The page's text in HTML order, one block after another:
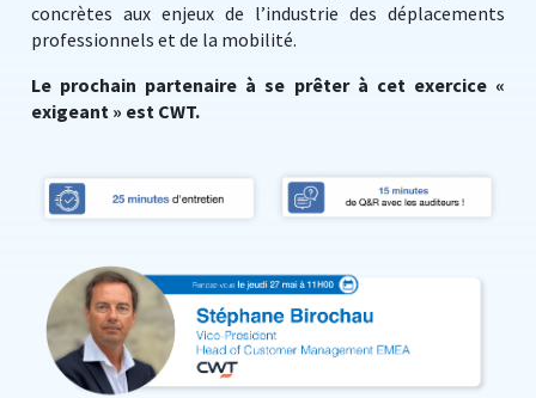
concrètes aux enjeux de l’industrie des déplacements
professionnels et de la mobilité.
Le prochain partenaire à se prêter à cet exercice «
exigeant » est CWT.